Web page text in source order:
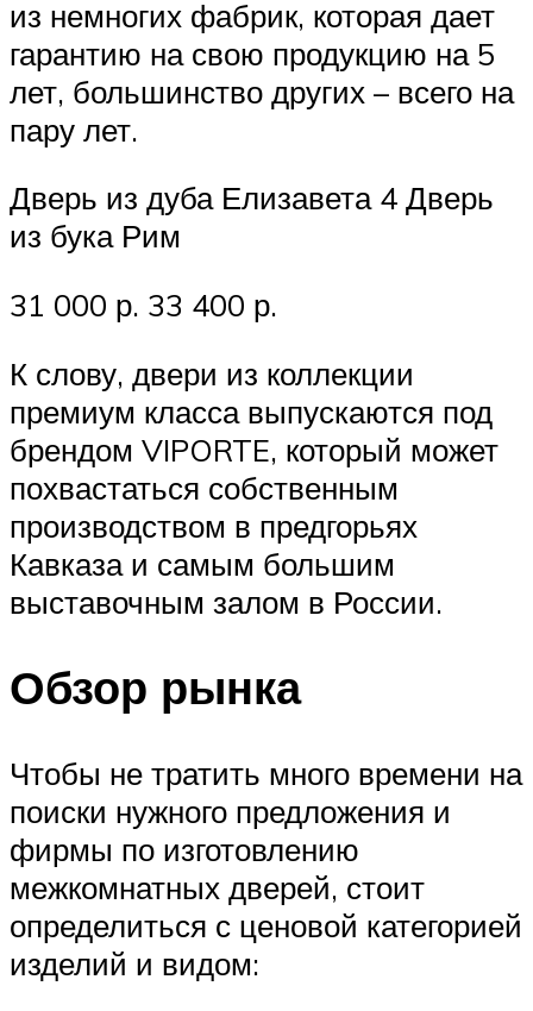
из немногих фабрик, которая дает
гарантию на свою продукцию на 5
лет, большинство других – всего на
пару лет.
Дверь из дуба Елизавета 4 Дверь
из бука Рим
31 000 р. 33 400 р.
К слову, двери из коллекции
премиум класса выпускаются под
брендом VIPORTE, который может
похвастаться собственным
производством в предгорьях
Кавказа и самым большим
выставочным залом в России.
Обзор рынка
Чтобы не тратить много времени на
поиски нужного предложения и
фирмы по изготовлению
межкомнатных дверей, стоит
определиться с ценовой категорией
изделий и видом: